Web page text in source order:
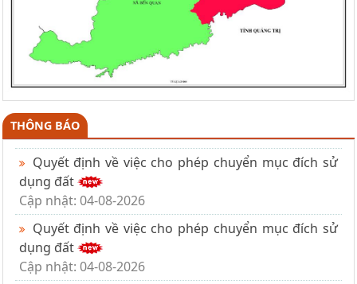
THÔNG BÁO
Quyết định về việc cho phép chuyển mục đích sử
dụng đất
Cập nhật: 04-08-2026
Quyết định về việc cho phép chuyển mục đích sử
dụng đất
Cập nhật: 04-08-2026